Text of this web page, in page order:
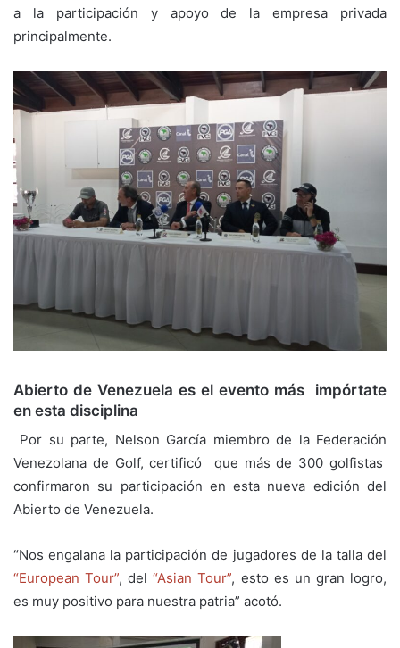
a la participación y apoyo de la empresa privada
principalmente.
Abierto de Venezuela es el evento más impórtate
en esta disciplina
Por su parte, Nelson García miembro de la Federación
Venezolana de Golf, certificó que más de 300 golfistas
confirmaron su participación en esta nueva edición del
Abierto de Venezuela.
“Nos engalana la participación de jugadores de la talla del
“European Tour”, del“Asian Tour”, esto es un gran logro,
es muy positivo para nuestra patria” acotó.